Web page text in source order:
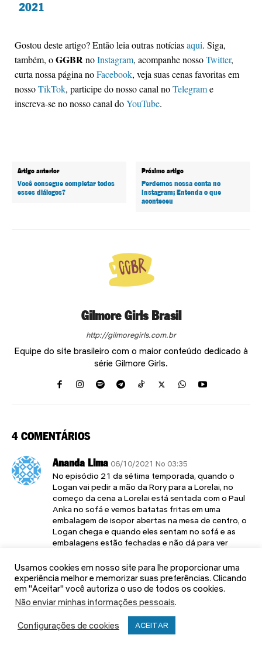
2021
Gostou deste artigo? Então leia outras notíciasaqui. Siga,
também, oGGBRnoInstagram, acompanhe nossoTwitter,
curta nossa página noFacebook, veja suas cenas favoritas em
nossoTikTok, participe do nosso canal noTelegrame
inscreva-se no nosso canal doYouTube.
Artigo anterior
Você consegue completar todos
esses diálogos?
Próximo artigo
Perdemos nossa conta no
Instagram; Entenda o que
aconteceu
Gilmore Girls Brasil
http://gilmoregirls.com.br
Equipe do site brasileiro com o maior conteúdo dedicado à
série Gilmore Girls.
4 COMENTÁRIOS
Ananda Lima 06/10/2021 No 03:35
No episódio 21 da sétima temporada, quando o
Logan vai pedir a mão da Rory para a Lorelai, no
começo da cena a Lorelai está sentada com o Paul
Anka no sofá e vemos batatas fritas em uma
embalagem de isopor abertas na mesa de centro, o
Logan chega e quando eles sentam no sofá e as
embalagens estão fechadas e não dá para ver
temporada em uma cena na cozinha da para ver um
microfone na parte superior da tela, mas ele é
erguido para fora do enquadramento um pouco
depois kkk tbm tem uma cena, não lembro a
temporada, mas é no quarto da Rory e da para ver o
relógio digital na cabeceira dela e o tempo passa
mas ele continua marcando o mesmo horário.
Usamos cookies em nosso site para lhe proporcionar uma
experiência melhor e memorizar suas preferências. Clicando
em "Aceitar" você autoriza o uso de todos os cookies.
Não enviar minhas informações pessoais.
Configurações de cookies ACEITAR